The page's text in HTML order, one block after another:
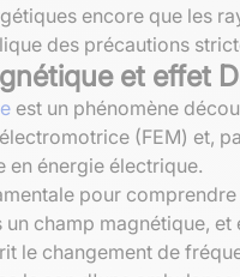
encore que les
des précautions
et effet
est un phénomène
(FEM) et,
énergie électrique.
pour
champ magnétique,
le changement de